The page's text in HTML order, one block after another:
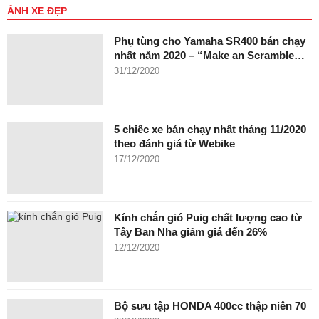
ẢNH XE ĐẸP
Phụ tùng cho Yamaha SR400 bán chạy
nhất năm 2020 – “Make an Scramble…
31/12/2020
5 chiếc xe bán chạy nhất tháng 11/2020
theo đánh giá từ Webike
17/12/2020
Kính chắn gió Puig chất lượng cao từ
Tây Ban Nha giảm giá đến 26%
12/12/2020
Bộ sưu tập HONDA 400cc thập niên 70